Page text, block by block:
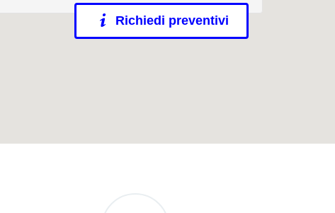
Richiedi preventivi